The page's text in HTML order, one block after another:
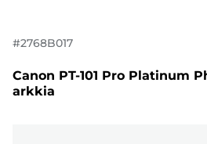
#2768B017
Canon PT-101 Pro Platinum
arkkia